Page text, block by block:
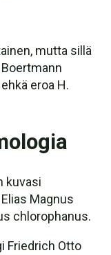
mutta sillä
eroa H.
kuvasi
Magnus
chlorophanus.
Friedrich Otto